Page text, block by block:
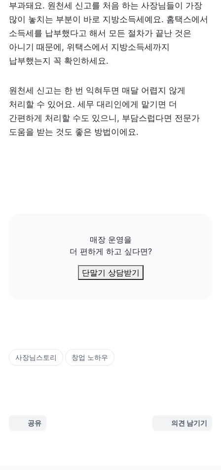
부과돼요. 원천세 신고를 처음 하는 사장님들이 가장
많이 놓치는 부분이 바로 지방소득세예요. 홈택스에서
소득세를 납부했다고 해서 모든 절차가 끝난 것은
아니기 때문에, 위택스에서 지방소득세까지
납부했는지 꼭 확인하세요.
원천세 신고는 한 번 익혀두면 매달 어렵지 않게
처리할 수 있어요. 세무 대리인에게 맡기면 더
간편하게 처리할 수도 있으니, 부담스럽다면 전문가
도움을 받는 것도 좋은 방법이에요.
매장 운영을
더 편하게 하고 싶다면?
단말기 상담받기
사장님스토리 창업 노하우
공유 의견 남기기